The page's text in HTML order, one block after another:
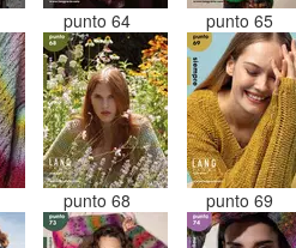
punto 64 punto 65
punto 68 punto 69